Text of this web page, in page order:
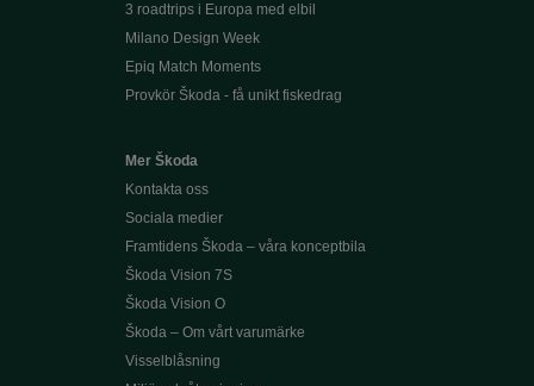
3 roadtrips i Europa med elbil
Milano Design Week
Epiq Match Moments
Provkör Škoda - få unikt fiskedrag
Mer Škoda
Kontakta oss
Sociala medier
Framtidens Škoda – våra konceptbila
Škoda Vision 7S
Škoda Vision O
Škoda – Om vårt varumärke
Visselblåsning